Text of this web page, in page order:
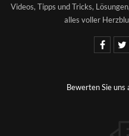
Videos, Tipps und Tricks,
alles voller
Bewerten Sie uns